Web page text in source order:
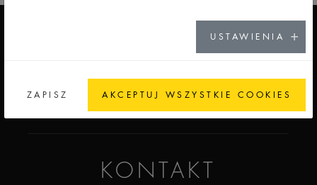
KARIERA
IDŹ DO KARIERY
KONTAKT
USTAWIENIA
ZAPISZ AKCEPTUJ WSZYSTKIE COOKIES